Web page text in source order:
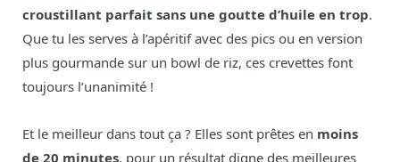
croustillant parfait sans une goutte d’huile en trop.
Que tu les serves à l’apéritif avec des pics ou en version
plus gourmande sur un bowl de riz, ces crevettes font
toujours l’unanimité !
Et le meilleur dans tout ça ? Elles sont prêtes en moins
de 20 minutes, pour un résultat digne des meilleures